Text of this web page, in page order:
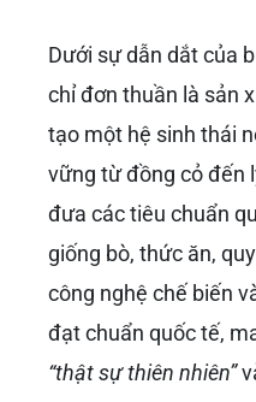
Dưới sự dẫn dắt của
chỉ đơn thuần là sản
tạo một hệ sinh thái
vững từ đồng cỏ đến
đưa các tiêu chuẩn
giống bò, thức ăn,
công nghệ chế biến
đạt chuẩn quốc tế,
“thật sự thiên nhiên”